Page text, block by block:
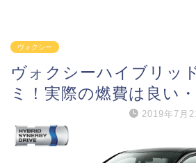
ヴォクシー
ヴォクシーハイブリッ
ミ！実際の燃費は良い
2019年7月